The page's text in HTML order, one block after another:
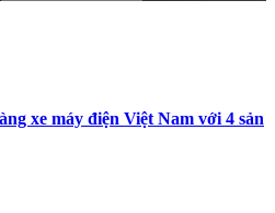
xe máy điện Việt Nam với 4 sản